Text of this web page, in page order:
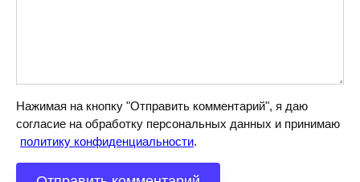
Нажимая на кнопку "Отправить комментарий", я даю
согласие на обработку персональных данных и принимаю
политику конфиденциальности.